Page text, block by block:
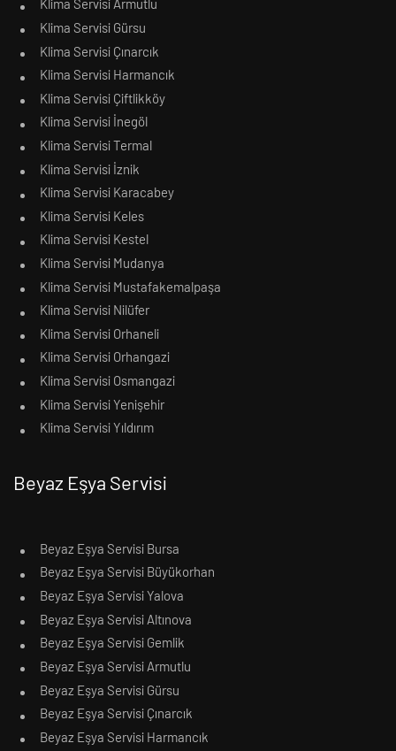
Klima Servisi Armutlu
Klima Servisi Gürsu
Klima Servisi Çınarcık
Klima Servisi Harmancık
Klima Servisi Çiftlikköy
Klima Servisi İnegöl
Klima Servisi Termal
Klima Servisi İznik
Klima Servisi Karacabey
Klima Servisi Keles
Klima Servisi Kestel
Klima Servisi Mudanya
Klima Servisi Mustafakemalpaşa
Klima Servisi Nilüfer
Klima Servisi Orhaneli
Klima Servisi Orhangazi
Klima Servisi Osmangazi
Klima Servisi Yenişehir
Klima Servisi Yıldırım
Beyaz Eşya Servisi
Beyaz Eşya Servisi Bursa
Beyaz Eşya Servisi Büyükorhan
Beyaz Eşya Servisi Yalova
Beyaz Eşya Servisi Altınova
Beyaz Eşya Servisi Gemlik
Beyaz Eşya Servisi Armutlu
Beyaz Eşya Servisi Gürsu
Beyaz Eşya Servisi Çınarcık
Beyaz Eşya Servisi Harmancık